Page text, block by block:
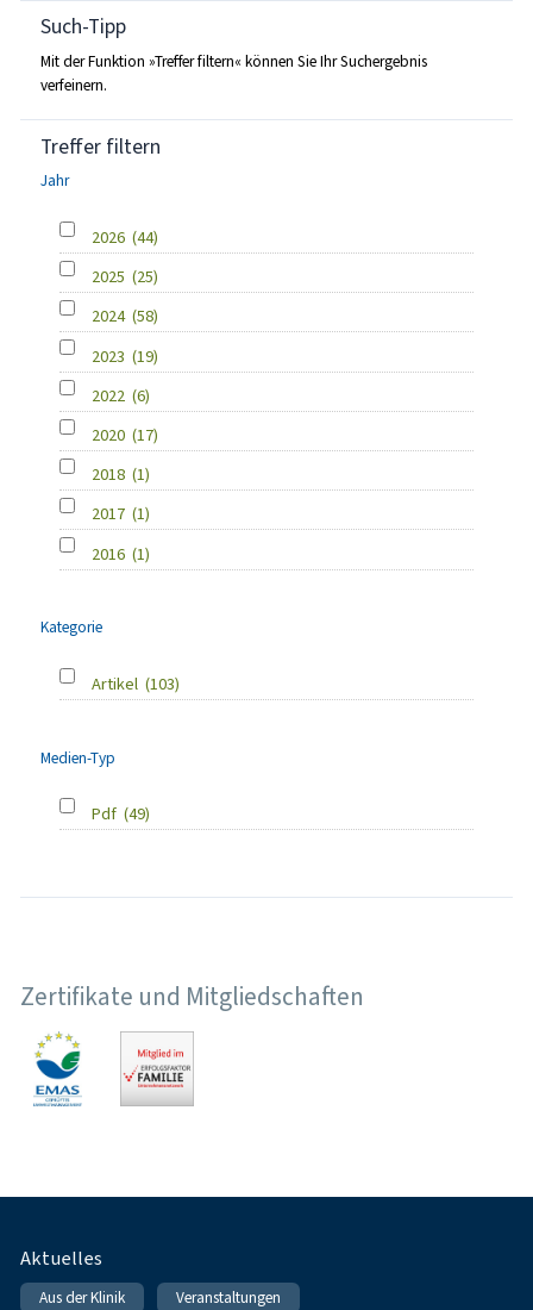
Such-Tipp
Mit der Funktion »Treffer filtern« können Sie Ihr Suchergebnis
verfeinern.
Treffer filtern
Jahr
2026 (44)
2025 (25)
2024 (58)
2023 (19)
2022 (6)
2020 (17)
2018 (1)
2017 (1)
2016 (1)
Kategorie
Artikel (103)
Medien-Typ
Pdf (49)
Zertifikate und Mitgliedschaften
Fußnavigation
Aktuelles
Aus der Klinik Veranstaltungen